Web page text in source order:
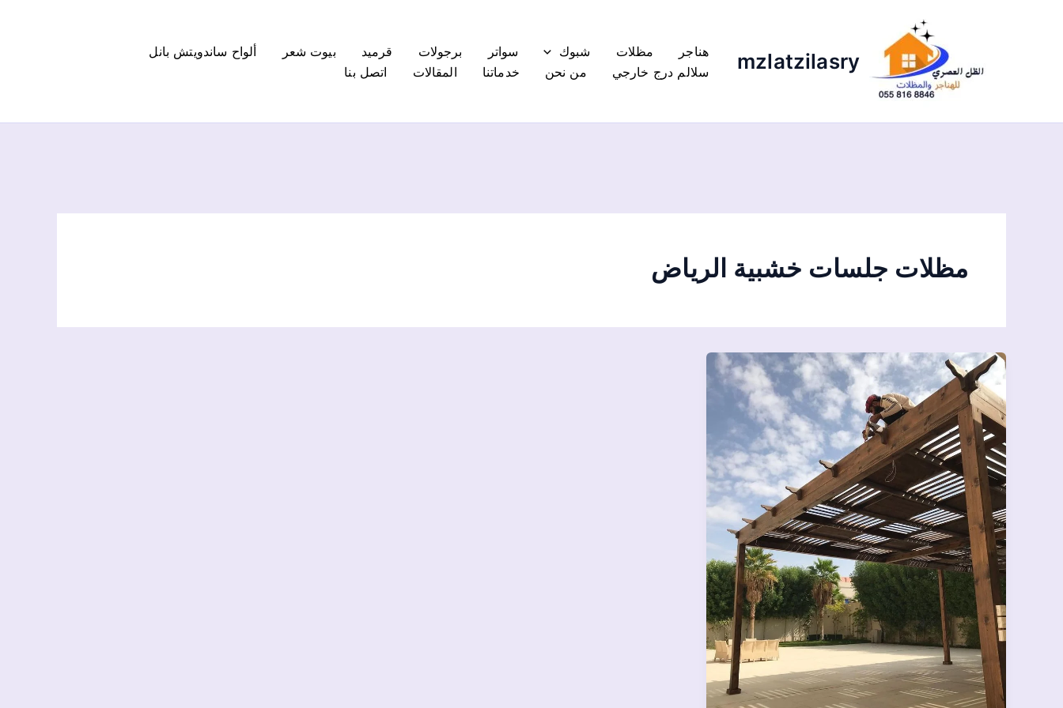
mzlatzilasry هناجر مظلات شبوك سواتر برجولات قرميد بيوت شعر
ألواح ساندويتش بانل
سلالم درج خارجي
من نحن خدماتنا المقالات اتصل بنا
مظلات جلسات خشبية الرياض